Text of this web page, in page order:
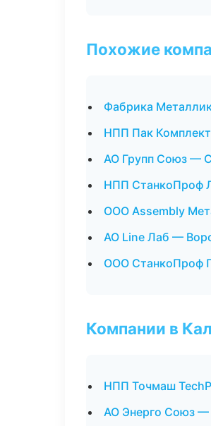
Похожие
Фабрика
НПП Пак
АО Групп Союз —
НПП СтанкоПроф
ООО Assembly
АО Line Лаб —
ООО СтанкоПроф
Компании в
НПП Точмаш
АО Энерго Союз —